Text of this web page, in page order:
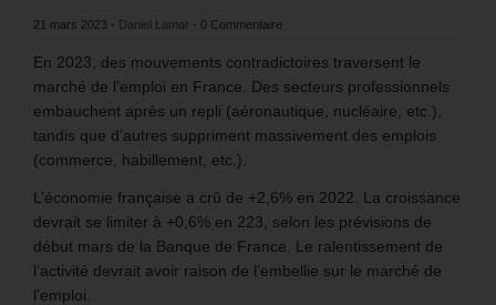
21 mars 2023 - Daniel Lamar - 0 Commentaire
En 2023, des mouvements contradictoires traversent le
marché de l’emploi en France. Des secteurs professionnels
embauchent après un repli (aéronautique, nucléaire, etc.),
tandis que d’autres suppriment massivement des emplois
(commerce, habillement, etc.).
L’économie française a crû de +2,6% en 2022. La croissance
devrait se limiter à +0,6% en 223, selon les prévisions de
début mars de la Banque de France. Le ralentissement de
l’activité devrait avoir raison de l’embellie sur le marché de
l’emploi.